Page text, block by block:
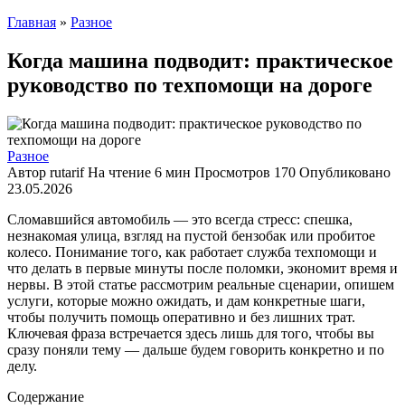
Главная » Разное
Когда машина подводит: практическое
руководство по техпомощи на дороге
Разное
Автор rutarif На чтение 6 мин Просмотров 170 Опубликовано
23.05.2026
Сломавшийся автомобиль — это всегда стресс: спешка,
незнакомая улица, взгляд на пустой бензобак или пробитое
колесо. Понимание того, как работает служба техпомощи и
что делать в первые минуты после поломки, экономит время и
нервы. В этой статье рассмотрим реальные сценарии, опишем
услуги, которые можно ожидать, и дам конкретные шаги,
чтобы получить помощь оперативно и без лишних трат.
Ключевая фраза встречается здесь лишь для того, чтобы вы
сразу поняли тему — дальше будем говорить конкретно и по
делу.
Содержание